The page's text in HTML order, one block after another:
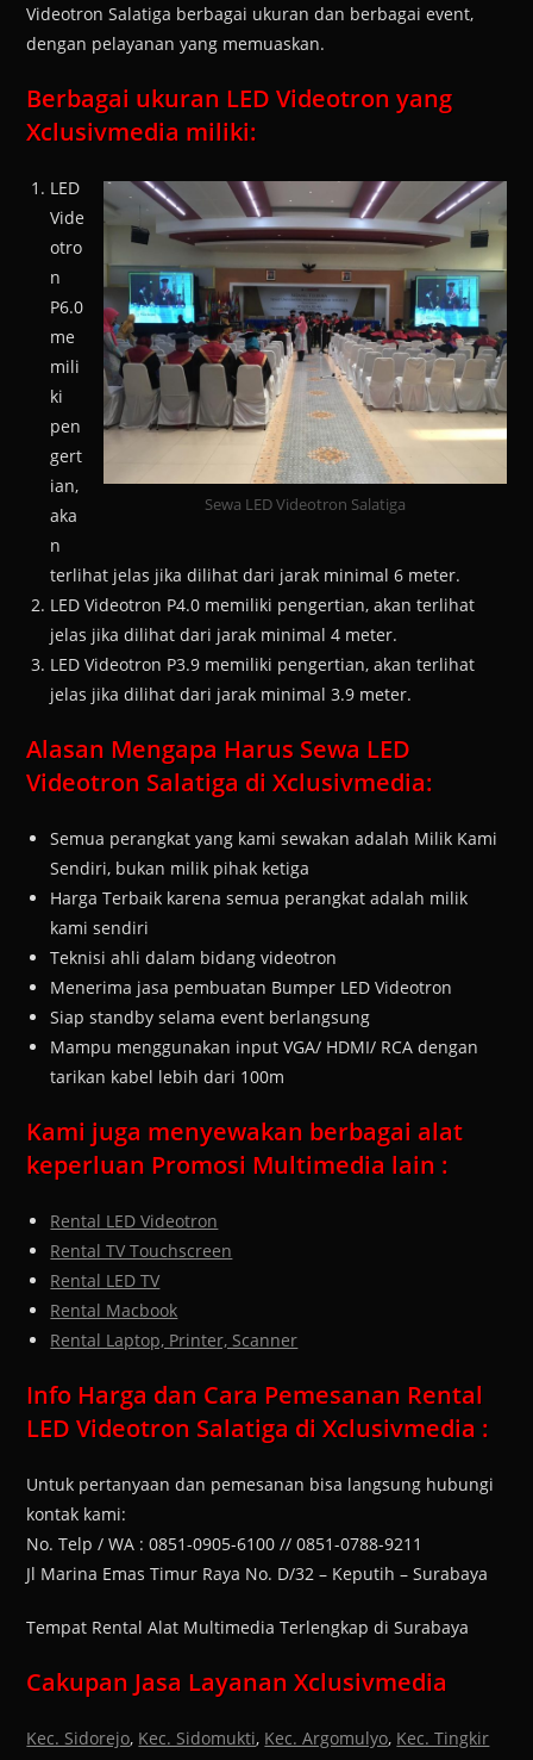
Videotron Salatiga berbagai ukuran dan berbagai event,
dengan pelayanan yang memuaskan.
Berbagai ukuran LED Videotron yang
Xclusivmedia miliki:
Sewa LED Videotron Salatiga
LED
Vide
otro
n
P6.0
me
mili
ki
pen
gert
ian,
aka
n
terlihat jelas jika dilihat dari jarak minimal 6 meter.
LED Videotron P4.0 memiliki pengertian, akan terlihat
jelas jika dilihat dari jarak minimal 4 meter.
LED Videotron P3.9 memiliki pengertian, akan terlihat
jelas jika dilihat dari jarak minimal 3.9 meter.
Alasan Mengapa Harus Sewa LED
Videotron Salatiga di Xclusivmedia:
Semua perangkat yang kami sewakan adalah Milik Kami
Sendiri, bukan milik pihak ketiga
Harga Terbaik karena semua perangkat adalah milik
kami sendiri
Teknisi ahli dalam bidang videotron
Menerima jasa pembuatan Bumper LED Videotron
Siap standby selama event berlangsung
Mampu menggunakan input VGA/ HDMI/ RCA dengan
tarikan kabel lebih dari 100m
Kami juga menyewakan berbagai alat
keperluan Promosi Multimedia lain :
Rental LED Videotron
Rental TV Touchscreen
Rental LED TV
Rental Macbook
Rental Laptop, Printer, Scanner
Info Harga dan Cara Pemesanan Rental
LED Videotron Salatiga di Xclusivmedia :
Untuk pertanyaan dan pemesanan bisa langsung hubungi
kontak kami:
No. Telp / WA : 0851-0905-6100 // 0851-0788-9211
Jl Marina Emas Timur Raya No. D/32 – Keputih – Surabaya
Tempat Rental Alat Multimedia Terlengkap di Surabaya
Cakupan Jasa Layanan Xclusivmedia
Kec. Sidorejo, Kec. Sidomukti, Kec. Argomulyo, Kec. Tingkir